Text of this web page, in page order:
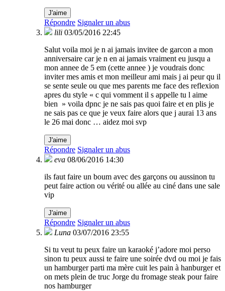
J'aime
Répondre Signaler un abus
lili 03/05/2016 22:45
Salut voila moi je n ai jamais invitee de garcon a mon
anniversaire car je n en ai jamais vraiment eu jusqu a
mon annee de 5 em (cette annee ) je voudrais donc
inviter mes amis et mon meilleur ami mais j ai peur qu il
se sente seule ou que mes parents me face des reflexion
apres du style « c qui vomment il s appelle tu l aime
bien » voila dpnc je ne sais pas quoi faire et en plis je
ne sais pas ce que je veux faire alors que j aurai 13 ans
le 26 mai donc … aidez moi svp
J'aime
Répondre Signaler un abus
eva 08/06/2016 14:30
ils faut faire un boum avec des garçons ou aussinon tu
peut faire action ou vérité ou allée au ciné dans une sale
vip
J'aime
Répondre Signaler un abus
Luna 03/07/2016 23:55
Si tu veut tu peux faire un karaoké j’adore moi perso
sinon tu peux aussi te faire une soirée dvd ou moi je fais
un hamburger parti ma mère cuit les pain à hanburger et
on mets plein de truc Jorge du fromage steak pour faire
nos hamburger